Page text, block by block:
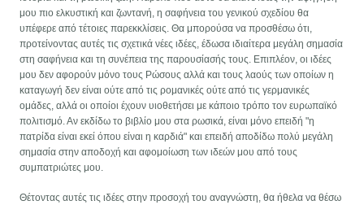
μου πιο ελκυστική και ζωντανή, η σαφήνεια του γενικού σχεδίου θα
υπέφερε από τέτοιες παρεκκλίσεις. Θα μπορούσα να προσθέσω ότι,
προτείνοντας αυτές τις σχετικά νέες ιδέες, έδωσα ιδιαίτερα μεγάλη σημασία
στη σαφήνεια και τη συνέπεια της παρουσίασής τους. Επιπλέον, οι ιδέες
μου δεν αφορούν μόνο τους Ρώσους αλλά και τους λαούς των οποίων η
καταγωγή δεν είναι ούτε από τις ρομανικές ούτε από τις γερμανικές
ομάδες, αλλά οι οποίοι έχουν υιοθετήσει με κάποιο τρόπο τον ευρωπαϊκό
πολιτισμό. Αν εκδίδω το βιβλίο μου στα ρωσικά, είναι μόνο επειδή "η
πατρίδα είναι εκεί όπου είναι η καρδιά" και επειδή αποδίδω πολύ μεγάλη
σημασία στην αποδοχή και αφομοίωση των ιδεών μου από τους
συμπατριώτες μου.
Θέτοντας αυτές τις ιδέες στην προσοχή του αναγνώστη, θα ήθελα να θέσω